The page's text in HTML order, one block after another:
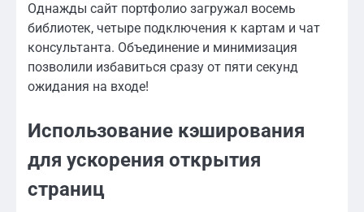
Однажды сайт портфолио загружал восемь
библиотек, четыре подключения к картам и чат
консультанта. Объединение и минимизация
позволили избавиться сразу от пяти секунд
ожидания на входе!
Использование кэширования
для ускорения открытия
страниц